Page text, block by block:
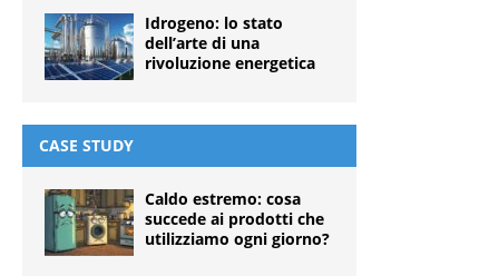
Idrogeno: lo stato
dell’arte di una
rivoluzione energetica
CASE STUDY
Caldo estremo: cosa
succede ai prodotti che
utilizziamo ogni giorno?